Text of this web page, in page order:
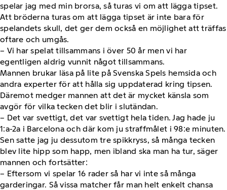
spelar jag med min brorsa, så turas vi om att lägga tipset.
Att bröderna turas om att lägga tipset är inte bara för
spelandets skull, det ger dem också en möjlighet att träffas
oftare och umgås.
– Vi har spelat tillsammans i över 50 år men vi har
egentligen aldrig vunnit något tillsammans.
Mannen brukar läsa på lite på Svenska Spels hemsida och
andra experter för att hålla sig uppdaterad kring tipsen.
Däremot medger mannen att det är mycket känsla som
avgör för vilka tecken det blir i slutändan.
– Det var svettigt, det var svettigt hela tiden. Jag hade ju
1:a-2a i Barcelona och där kom ju straffmålet i 98:e minuten.
Sen satte jag ju dessutom tre spikkryss, så många tecken
blev lite hipp som happ, men ibland ska man ha tur, säger
mannen och fortsätter:
– Eftersom vi spelar 16 rader så har vi inte så många
garderingar. Så vissa matcher får man helt enkelt chansa